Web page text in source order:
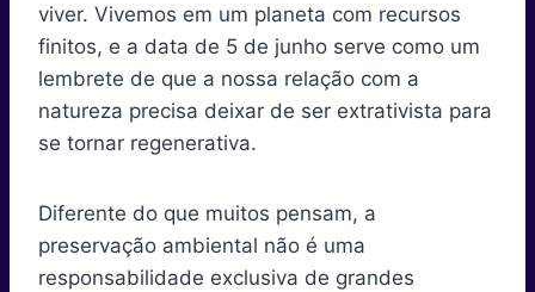
viver. Vivemos em um planeta com recursos
finitos, e a data de 5 de junho serve como um
lembrete de que a nossa relação com a
natureza precisa deixar de ser extrativista para
se tornar regenerativa.
Diferente do que muitos pensam, a
preservação ambiental não é uma
responsabilidade exclusiva de grandes